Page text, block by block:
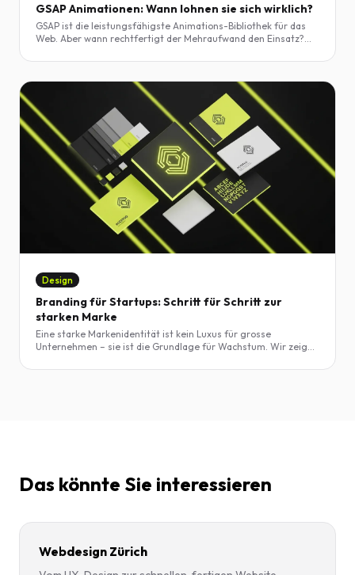
GSAP Animationen: Wann lohnen sie sich wirklich?
GSAP ist die leistungsfähigste Animations-Bibliothek für das
Web. Aber wann rechtfertigt der Mehraufwand den Einsatz?
Empfehlungen.
Design
Branding für Startups: Schritt für Schritt zur
starken Marke
Eine starke Markenidentität ist kein Luxus für grosse
Unternehmen – sie ist die Grundlage für Wachstum. Wir zeigen
Schritt für Schritt.
Das könnte Sie interessieren
Webdesign Zürich